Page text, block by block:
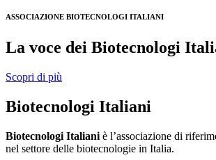
ASSOCIAZIONE BIOTECNOLOGI ITALIANI
La voce dei Biotecnologi
Scopri di più
Biotecnologi Italiani
Biotecnologi Italiani è l’associazione di
nel settore delle biotecnologie in Italia.